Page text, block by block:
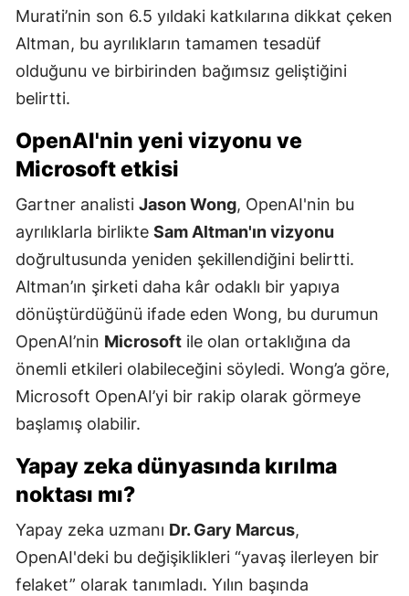
Murati’nin son 6.5 yıldaki katkılarına dikkat çeken
Altman, bu ayrılıkların tamamen tesadüf
olduğunu ve birbirinden bağımsız geliştiğini
belirtti.
OpenAI'nin yeni vizyonu ve
Microsoft etkisi
Gartner analisti Jason Wong, OpenAI'nin bu
ayrılıklarla birlikte Sam Altman'ın vizyonu
doğrultusunda yeniden şekillendiğini belirtti.
Altman’ın şirketi daha kâr odaklı bir yapıya
dönüştürdüğünü ifade eden Wong, bu durumun
OpenAI’nin Microsoft ile olan ortaklığına da
önemli etkileri olabileceğini söyledi. Wong’a göre,
Microsoft OpenAI’yi bir rakip olarak görmeye
başlamış olabilir.
Yapay zeka dünyasında kırılma
noktası mı?
Yapay zeka uzmanı Dr. Gary Marcus,
OpenAI'deki bu değişiklikleri “yavaş ilerleyen bir
felaket” olarak tanımladı. Yılın başında